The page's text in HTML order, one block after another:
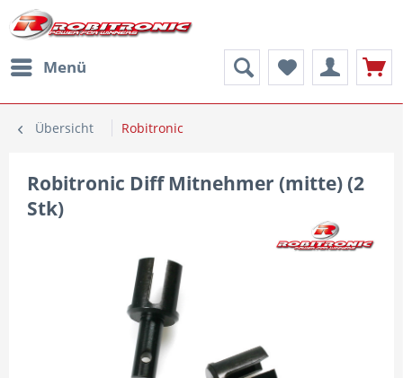
Menü
Übersicht Robitronic
Robitronic Diff Mitnehmer (mitte) (2
Stk)